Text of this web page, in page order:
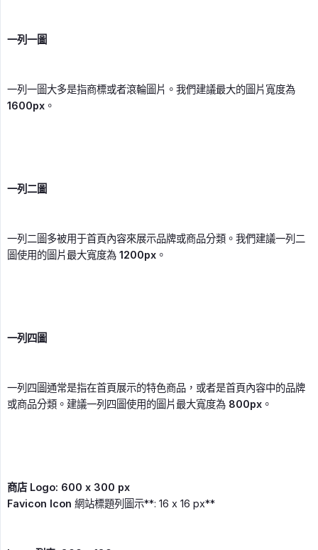
一列一圖
一列一圖大多是指商標或者滾輪圖片。我們建議最大的圖片寬度為
1600px 。
一列二圖
一列二圖多被用于首頁內容來展示品牌或商品分類。我們建議一列二
圖使用的圖片最大寬度為 1200px 。
一列四圖
一列四圖通常是指在首頁展示的特色商品，或者是首頁內容中的品牌
或商品分類。建議一列四圖使用的圖片最大寬度為 800px 。
商店 Logo: 600 x 300 px
Favicon Icon 網站標題列圖示**: 16 x 16 px**